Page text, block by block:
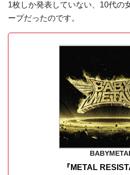
1枚しか発表していない、10代の
ープだったのです。
『METAL